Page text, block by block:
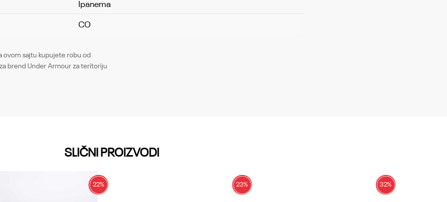
Ipanema
CO
ovom sajtu kupujete robu od
brend Under Armour za teritoriju
SLIČNI PROIZVODI
22% 23% 32%